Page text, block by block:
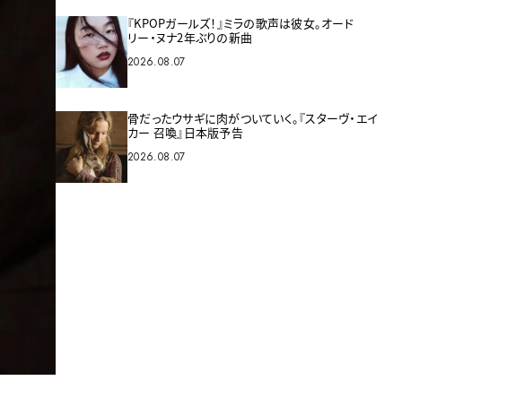
『KPOPガールズ！』ミラの歌声は彼女。オード
リー・ヌナ2年ぶりの新曲
2026.08.07
骨だったウサギに肉がついていく。『スターヴ・エイ
カー 召喚』日本版予告
2026.08.07